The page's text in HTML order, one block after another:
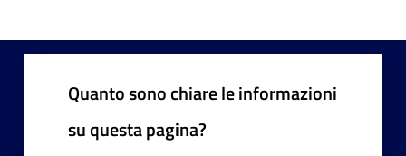
Quanto sono chiare le informazioni
su questa pagina?